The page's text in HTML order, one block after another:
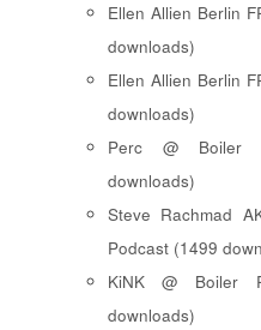
Ellen Allien Berlin
downloads)
Ellen Allien Berlin
downloads)
Perc @ Boiler
downloads)
Steve Rachmad
Podcast (1499
KiNK @ Boiler
downloads)